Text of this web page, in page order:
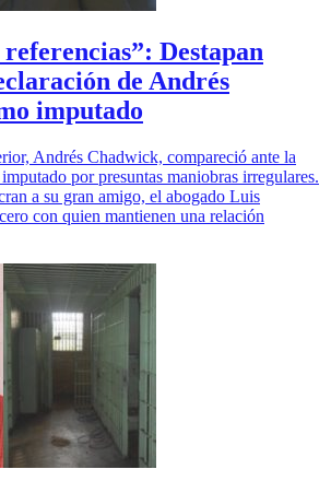
Destapan
de Andrés
imputado
Andrés Chadwick, compareció ante la
por presuntas maniobras irregulares.
a su gran amigo, el abogado Luis
con quien mantienen una relación